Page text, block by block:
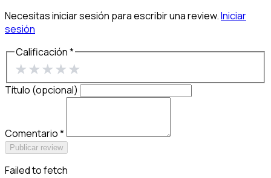
Necesitas iniciar sesión para escribir una review.Iniciar
sesión
Calificación *
★★★★★
Título (opcional)
Comentario *
Publicar review
Failed to fetch